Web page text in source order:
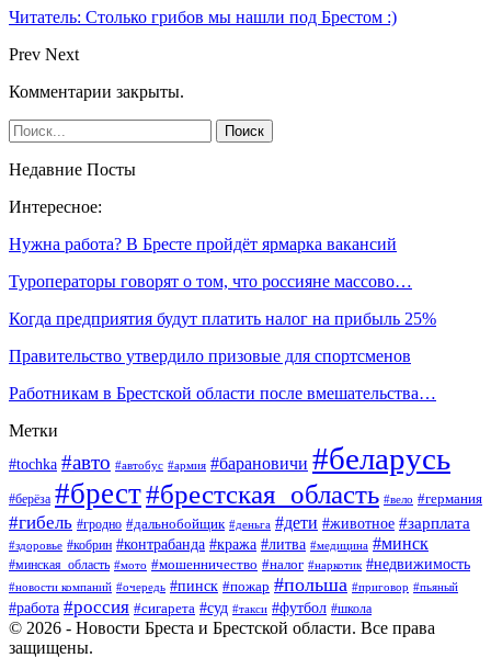
Читатель: Столько грибов мы нашли под Брестом :)
Prev Next
Комментарии закрыты.
Недавние Посты
Интересное:
Нужна работа? В Бресте пройдёт ярмарка вакансий
Туроператоры говорят о том, что россияне массово…
Когда предприятия будут платить налог на прибыль 25%
Правительство утвердило призовые для спортсменов
Работникам в Брестской области после вмешательства…
Метки
#tochka #авто #автобус #армия #барановичи #беларусь
#берёза #брест#брестская_область #вело #германия
#гибель #гродно #дальнобойщик #деньга #дети #животное #зарплата
#здоровье #кобрин #контрабанда #кража #литва #медицина #минск
#минская_область #мото #мошенничество #налог #наркотик #недвижимость
#новости компаний #очередь #пинск #пожар #польша #приговор #пьяный
#работа #россия #сигарета #суд #такси #футбол #школа
© 2026 - Новости Бреста и Брестской области. Все права
защищены.